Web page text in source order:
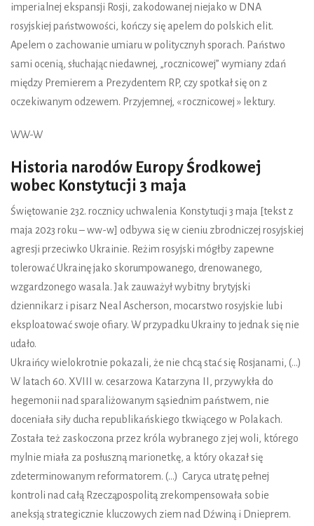
imperialnej ekspansji Rosji, zakodowanej niejako w DNA
rosyjskiej państwowości, kończy się apelem do polskich elit.
Apelem o zachowanie umiaru w politycznyh sporach. Państwo
sami ocenią, słuchając niedawnej, „rocznicowej” wymiany zdań
między Premierem a Prezydentem RP, czy spotkał się on z
oczekiwanym odzewem. Przyjemnej, « rocznicowej » lektury.
WW-W
Historia narodów Europy Środkowej
wobec Konstytucji 3 maja
Świętowanie 232. rocznicy uchwalenia Konstytucji 3 maja [tekst z
maja 2023 roku – ww-w] odbywa się w cieniu zbrodniczej rosyjskiej
agresji przeciwko Ukrainie. Reżim rosyjski mógłby zapewne
tolerować Ukrainę jako skorumpowanego, drenowanego,
wzgardzonego wasala. Jak zauważył wybitny brytyjski
dziennikarz i pisarz Neal Ascherson, mocarstwo rosyjskie lubi
eksploatować swoje ofiary. W przypadku Ukrainy to jednak się nie
udało.
Ukraińcy wielokrotnie pokazali, że nie chcą stać się Rosjanami, (…)
W latach 60. XVIII w. cesarzowa Katarzyna II, przywykła do
hegemonii nad sparaliżowanym sąsiednim państwem, nie
doceniała siły ducha republikańskiego tkwiącego w Polakach.
Została też zaskoczona przez króla wybranego z jej woli, którego
mylnie miała za posłuszną marionetkę, a który okazał się
zdeterminowanym reformatorem. (…) Caryca utratę pełnej
kontroli nad całą Rzecząpospolitą zrekompensowała sobie
aneksją strategicznie kluczowych ziem nad Dźwiną i Dnieprem.